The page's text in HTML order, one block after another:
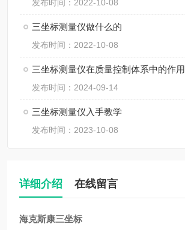
发布时间：2022-10-08
三坐标测量仪做什么的
发布时间：2022-10-08
三坐标测量仪在质量控制体系中的作用
发布时间：2024-09-14
三坐标测量仪入手教学
发布时间：2023-10-08
详细介绍 在线留言
海克斯康三坐标